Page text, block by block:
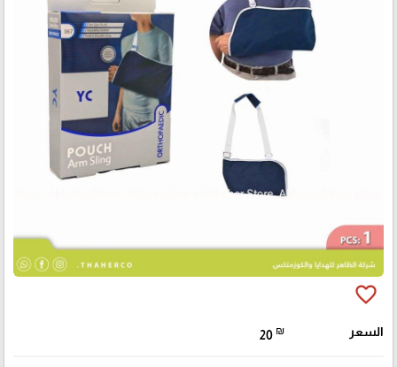
favorite_border
السعر 20 ₪